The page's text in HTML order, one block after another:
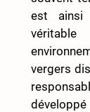
est ainsi
vergers